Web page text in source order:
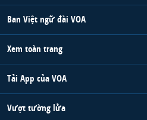
Ban Việt ngữ đài VOA
Xem toàn trang
Tải App của VOA
Vượt tường lửa